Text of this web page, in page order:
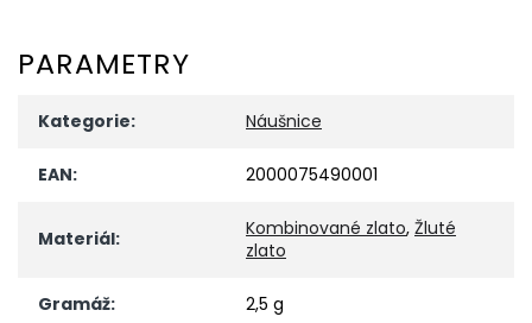
PARAMETRY
Kategorie: Náušnice
EAN: 2000075490001
Materiál: Kombinované zlato, Žluté
zlato
Gramáž: 2,5 g